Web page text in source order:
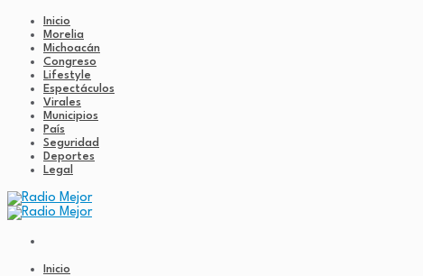
Inicio
Morelia
Michoacán
Congreso
Lifestyle
Espectáculos
Virales
Municipios
País
Seguridad
Deportes
Legal
Inicio